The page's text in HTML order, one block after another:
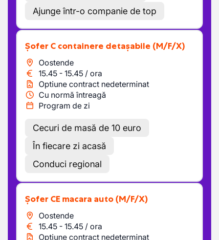
Ajunge într-o companie de top
Șofer C containere detașabile (M/F/X)
Oostende
15.45 - 15.45 / ora
Optiune contract nedeterminat
Cu normă întreagă
Program de zi
Cecuri de masă de 10 euro
În fiecare zi acasă
Conduci regional
Șofer CE macara auto (M/F/X)
Oostende
15.45 - 15.45 / ora
Optiune contract nedeterminat